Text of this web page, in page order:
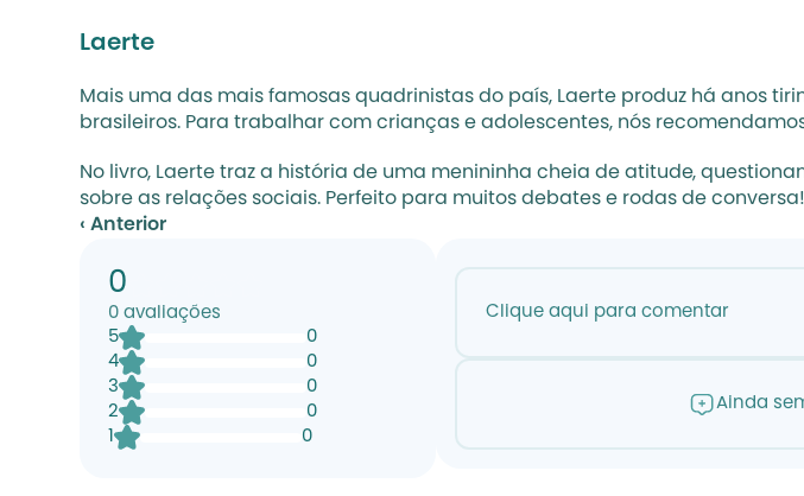
Laerte
Mais uma das mais famosas quadrinistas do país, Laerte produz há anos
brasileiros. Para trabalhar com crianças e adolescentes, nós
No livro, Laerte traz a história de uma menininha cheia de atitude,
sobre as relações sociais. Perfeito para muitos debates e rodas de conversa!
‹ Anterior
0
0 avaliações
5
0
4
0
3
0
2
0
1
0
Clique aqui para comentar
Ainda